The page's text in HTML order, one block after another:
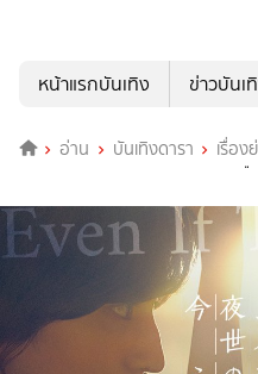
หน้าแรกบันเทิง
ข่าวบันเ
อ่าน บันเทิงดารา เรื่อง
This Love Disappears Tonight